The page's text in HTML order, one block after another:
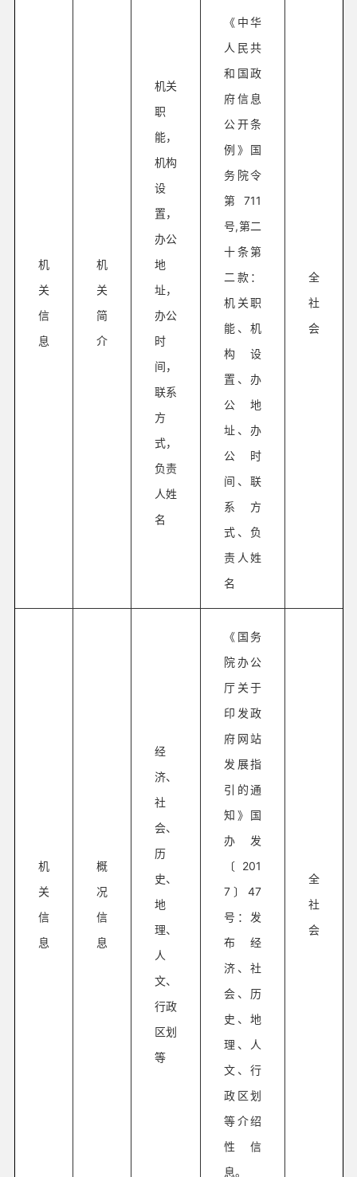
机
关
信
息
机
关
简
介
机关
职
能，
机构
设
置，
办公
地
址，
办公
时
间，
联系
方
式，
负责
人姓
名
《中华
人民共
和国政
府信息
公开条
例》国
务院令
第711
号,第二
十条第
二款：
机关职
能、机
构设
置、办
公地
址、办
公时
间、联
系方
式、负
责人姓
名
全
社
会
机
关
信
息
概
况
信
息
经
济、
社
会、
历
史、
地
理、
人
文、
行政
区划
等
《国务
院办公
厅关于
印发政
府网站
发展指
引的通
知》国
办发
〔201
7〕47
号：发
布经
济、社
会、历
史、地
理、人
文、行
政区划
等介绍
性信
息。
全
社
会